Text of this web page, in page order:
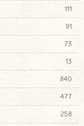
111
91
73
13
840
477
258